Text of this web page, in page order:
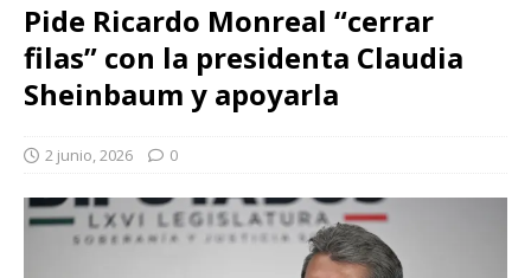
Pide Ricardo Monreal “cerrar
filas” con la presidenta Claudia
Sheinbaum y apoyarla
2 junio, 2026 0